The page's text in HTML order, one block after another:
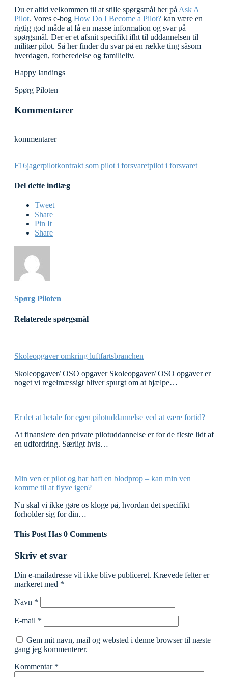
Du er altid velkommen til at stille spørgsmål her på Ask A
Pilot. Vores e-bog How Do I Become a Pilot? kan være en
rigtig god måde at få en masse information og svar på
spørgsmål. Der er et afsnit specifikt ifht til uddannelsen til
militær pilot. Så her finder du svar på en række ting såsom
hverdagen, forberedelse og familieliv.
Happy landings
Spørg Piloten
Kommentarer
kommentarer
F16jagerpilotkontrakt som pilot i forsvaretpilot i forsvaret
Del dette indlæg
Tweet
Share
Pin It
Share
Spørg Piloten
Relaterede spørgsmål
Skoleopgaver omkring luftfartsbranchen
Skoleopgaver/ OSO opgaver Skoleopgaver/ OSO opgaver er
noget vi regelmæssigt bliver spurgt om at hjælpe…
Er det at betale for egen pilotuddannelse ved at være fortid?
At finansiere den private pilotuddannelse er for de fleste lidt af
en udfordring. Særligt hvis…
Min ven er pilot og har haft en blodprop – kan min ven
komme til at flyve igen?
Nu skal vi ikke gøre os kloge på, hvordan det specifikt
forholder sig for din…
This Post Has 0 Comments
Skriv et svar
Din e-mailadresse vil ikke blive publiceret. Krævede felter er
markeret med *
Navn *
E-mail *
Gem mit navn, mail og websted i denne browser til næste
gang jeg kommenterer.
Kommentar *